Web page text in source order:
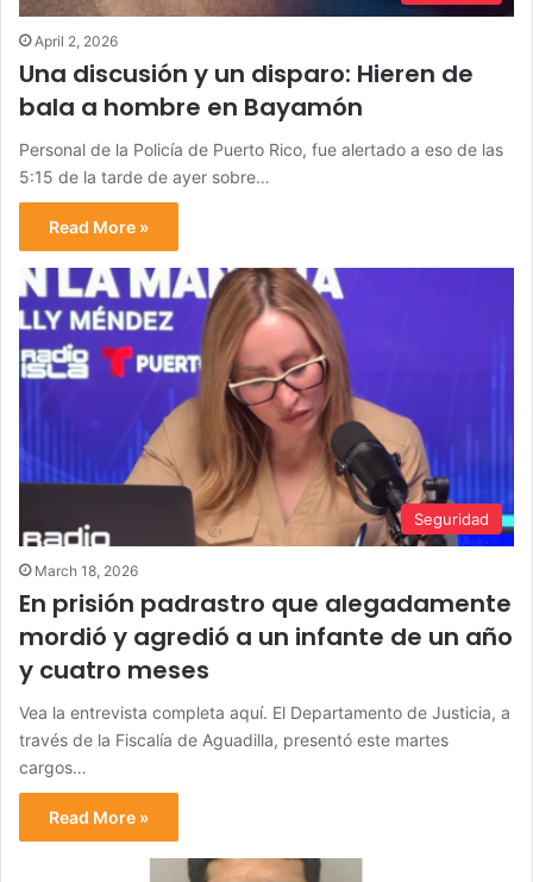
April 2, 2026
Una discusión y un disparo: Hieren de
bala a hombre en Bayamón
Personal de la Policía de Puerto Rico, fue alertado a eso de las
5:15 de la tarde de ayer sobre…
Read More »
Seguridad
March 18, 2026
En prisión padrastro que alegadamente
mordió y agredió a un infante de un año
y cuatro meses
Vea la entrevista completa aquí. El Departamento de Justicia, a
través de la Fiscalía de Aguadilla, presentó este martes
cargos…
Read More »